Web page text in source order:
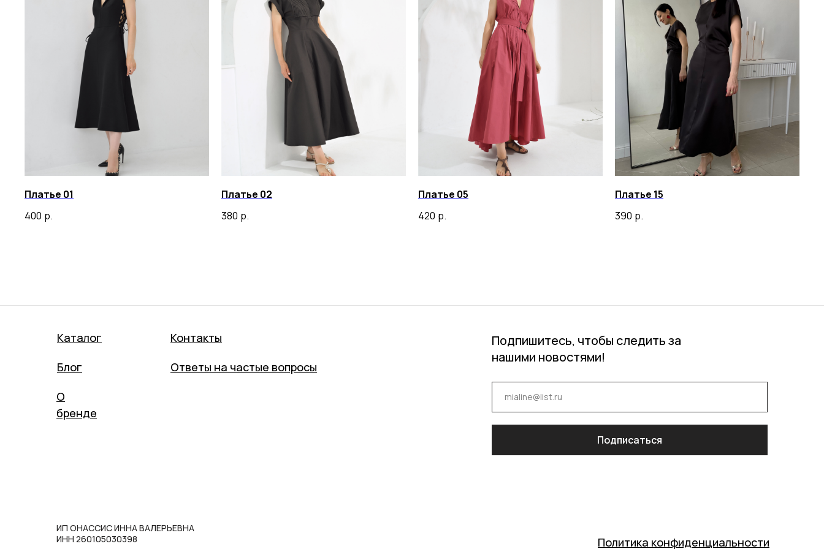
Платье 01
400 р.
Платье 02
380 р.
Платье 05
420 р.
Платье 15
390 р.
Подписаться
ИП ОНАССИС ИННА ВАЛЕРЬЕВНА
ИНН 260105030398
Подпишитесь, чтобы следить за
нашими новостями!
Контакты
Ответы на частые вопросы
Каталог
О
бренде
Блог
Политика конфиденциальности